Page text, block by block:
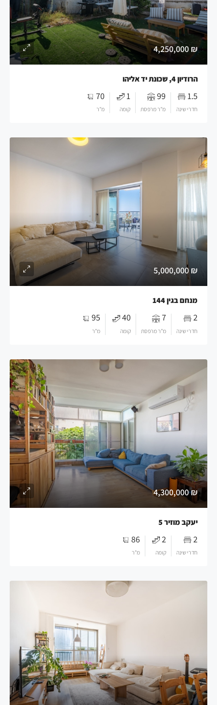
₪ 4,250,000
הרודיון 4, שכונת יד אליהו
1.5
חדרי שינה
99
מ"ר מרפסת
1
קומה
70
מ"ר
₪ 5,000,000
מנחם בגין 144
2
חדרי שינה
7
מ"ר מרפסת
40
קומה
95
מ"ר
₪ 4,300,000
יעקב מוזיר 5
2
חדרי שינה
2
קומה
86
מ"ר